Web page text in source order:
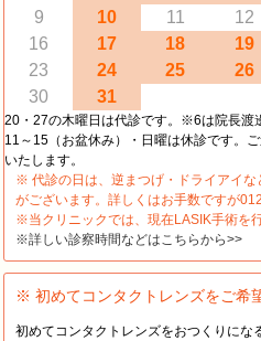
9
10 11 12
16
17 18 19
23
24 25 26
30
31
20・27の木曜日は代診です。※6は院長渡
11～15（お盆休み）・日曜は休診です。
いたします。
※ 代診の日は、逆まつげ・ドライアイ
がございます。詳しくはお手数ですが
※当クリニックでは、現在LASIK手術を
※詳しい診察時間などはこちらから>>
※ 初めてコンタクトレンズをご希
初めてコンタクトレンズをおつくりにな